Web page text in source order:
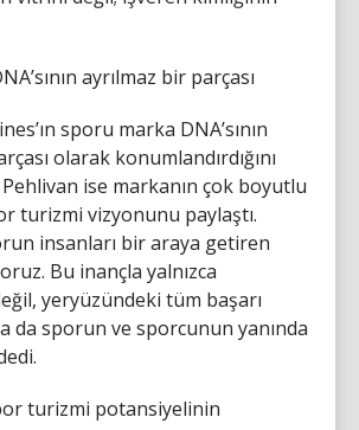
ayrılmaz bir parçası
sporu marka DNA’sının
olarak konumlandırdığını
ise markanın çok boyutlu
turizmi vizyonunu paylaştı.
insanları bir araya getiren
Bu inançla yalnızca
yeryüzündeki tüm başarı
da sporun ve sporcunun yanında
turizmi potansiyelinin